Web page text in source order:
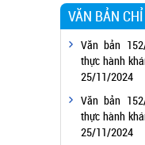
VĂN BẢN
Văn bản
thực hành
25/11/2024
Văn bản
thực hành
25/11/2024